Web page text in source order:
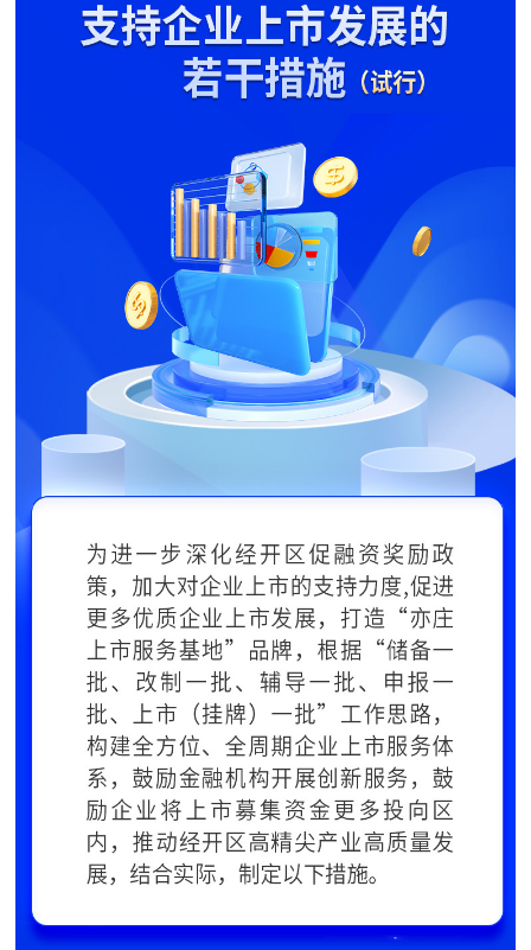
个人服务 法人服务 部门服务
阳光政务
12345网上接诉即办 我要咨询 我要建议
参与调查 在线访谈 图说互动
走进北京
北京概况
绿色北京 图说北京 视频北京
ENGLISH 한국어 日本語
DEUTSCH FRANÇAIS РУССКИЙ ЯЗЫК
ESPAÑOL العربية PORTUGUÊS
ITALIANO